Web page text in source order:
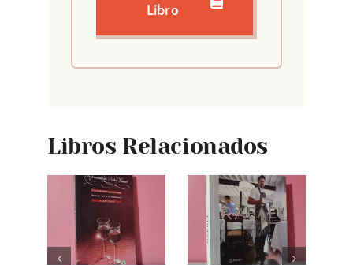
Libro
Libros Relacionados